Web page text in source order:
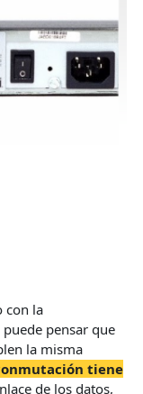
con la
pensar que
la misma
tiene
de los datos,